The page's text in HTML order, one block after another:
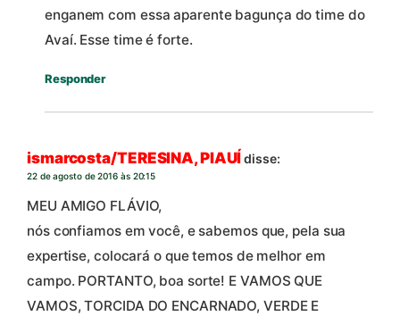
enganem com essa aparente bagunça do time do
Avaí. Esse time é forte.
Responder
ismarcosta/TERESINA, PIAUÍdisse:
22 de agosto de 2016 às 20:15
MEU AMIGO FLÁVIO,
nós confiamos em você, e sabemos que, pela sua
expertise, colocará o que temos de melhor em
campo. PORTANTO, boa sorte! E VAMOS QUE
VAMOS, TORCIDA DO ENCARNADO, VERDE E